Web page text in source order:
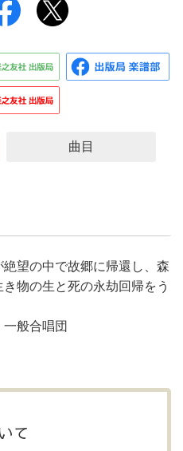
曲目
望の中で故郷に帰還し、森
物の生と死の永劫回帰をう
般合唱団
て